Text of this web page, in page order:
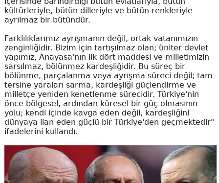
kültürleriyle, bütün dilleriyle ve bütün renkleriyle
ayrılmaz bir bütündür.
Farklılıklarımız ayrışmanın değil, ortak vatanımızın
zenginliğidir. Bizim için tartışılmaz olan; üniter devlet
yapımız, Anayasa'nın ilk dört maddesi ve milletimizin
sarsılmaz, bölünmez kardeşliğidir. Bu süreç bir
bölünme, parçalanma veya ayrışma süreci değil; tam
tersine yaraları sarma, kardeşliği güçlendirme ve
milletçe yeniden kenetlenme sürecidir. Türkiye'nin
önce bölgesel, ardından küresel bir güç olmasının
yolu; kendi içinde kavga eden değil, kardeşliğini
dünyaya ilan eden güçlü bir Türkiye'den geçmektedir"
ifadelerini kullandı.